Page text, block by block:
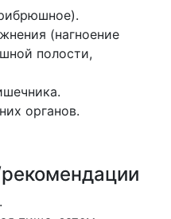
(нагноение
полости,
органов.